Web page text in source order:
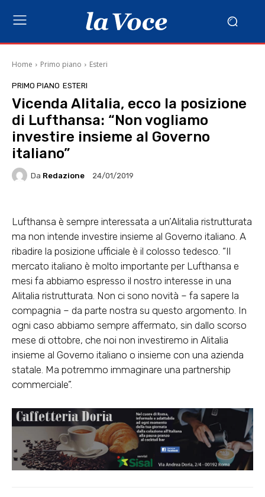
Home Primo piano Esteri
PRIMO PIANO ESTERI
Vicenda Alitalia, ecco la posizione
di Lufthansa: “Non vogliamo
investire insieme al Governo
italiano”
Da Redazione 24/01/2019
Lufthansa è sempre interessata a un’Alitalia ristrutturata
ma non intende investire insieme al Governo italiano. A
ribadire la posizione ufficiale è il colosso tedesco. “Il
mercato italiano è molto importante per Lufthansa e
mesi fa abbiamo espresso il nostro interesse in una
Alitalia ristrutturata. Non ci sono novità – fa sapere la
compagnia – da parte nostra su questo argomento. In
ogni caso abbiamo sempre affermato, sin dallo scorso
mese di ottobre, che noi non investiremo in Alitalia
insieme al Governo italiano o insieme con una azienda
statale. Ma potremmo immaginare una partnership
commerciale”.